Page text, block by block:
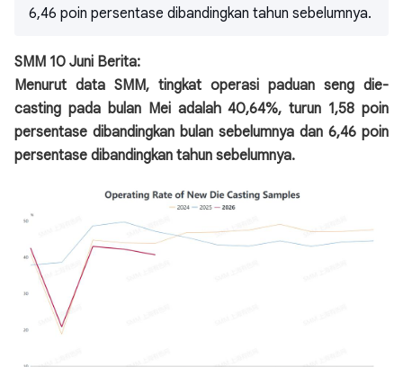
6,46 poin persentase dibandingkan tahun sebelumnya.
SMM 10 Juni Berita:
Menurut data SMM, tingkat operasi paduan seng die-
casting pada bulan Mei adalah 40,64%, turun 1,58 poin
persentase dibandingkan bulan sebelumnya dan 6,46 poin
persentase dibandingkan tahun sebelumnya.